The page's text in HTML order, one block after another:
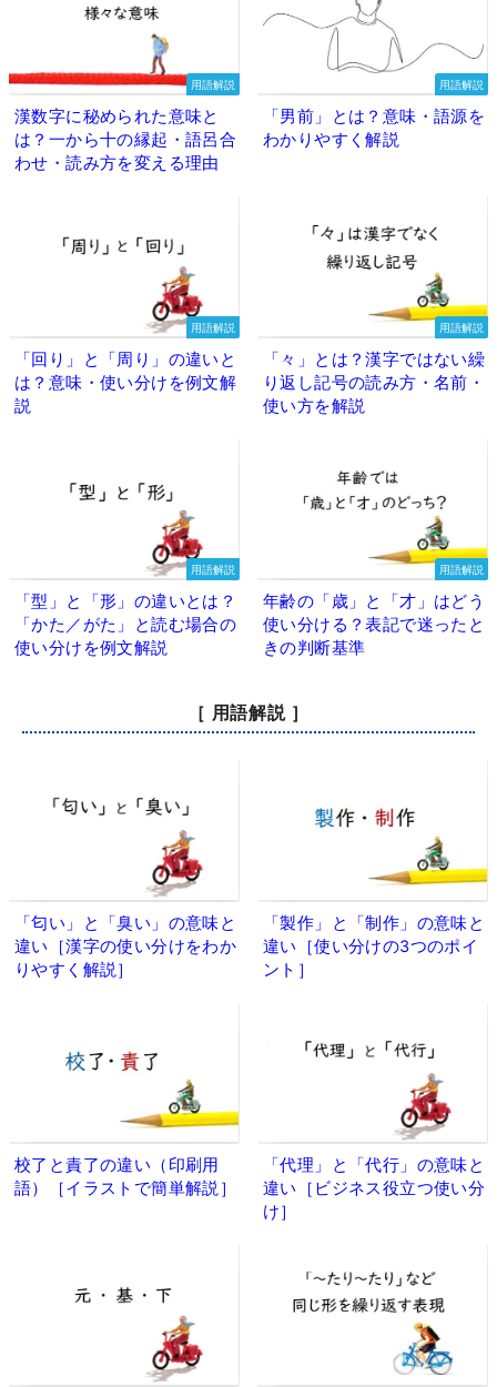
用語解説
漢数字に秘められた意味と
は？一から十の縁起・語呂合
わせ・読み方を変える理由
用語解説
「男前」とは？意味・語源を
わかりやすく解説
用語解説
「回り」と「周り」の違いと
は？意味・使い分けを例文解
説
用語解説
「々」とは？漢字ではない繰
り返し記号の読み方・名前・
使い方を解説
用語解説
「型」と「形」の違いとは？
「かた／がた」と読む場合の
使い分けを例文解説
用語解説
年齢の「歳」と「才」はどう
使い分ける？表記で迷ったと
きの判断基準
［ 用語解説 ］
「匂い」と「臭い」の意味と
違い［漢字の使い分けをわか
りやすく解説］
「製作」と「制作」の意味と
違い［使い分けの3つのポイ
ント］
校了と責了の違い（印刷用
語）［イラストで簡単解説］
「代理」と「代行」の意味と
違い［ビジネス役立つ使い分
け］